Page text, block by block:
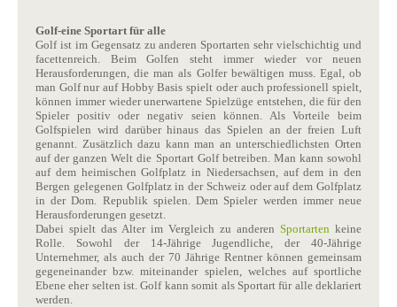
Golf-eine Sportart für alle
Golf ist im Gegensatz zu anderen Sportarten sehr vielschichtig und
facettenreich. Beim Golfen steht immer wieder vor neuen
Herausforderungen, die man als Golfer bewältigen muss. Egal, ob
man Golf nur auf Hobby Basis spielt oder auch professionell spielt,
können immer wieder unerwartene Spielzüge entstehen, die für den
Spieler positiv oder negativ seien können. Als Vorteile beim
Golfspielen wird darüber hinaus das Spielen an der freien Luft
genannt. Zusätzlich dazu kann man an unterschiedlichsten Orten
auf der ganzen Welt die Sportart Golf betreiben. Man kann sowohl
auf dem heimischen Golfplatz in Niedersachsen, auf dem in den
Bergen gelegenen Golfplatz in der Schweiz oder auf dem Golfplatz
in der Dom. Republik spielen. Dem Spieler werden immer neue
Herausforderungen gesetzt.
Dabei spielt das Alter im Vergleich zu anderen Sportarten keine
Rolle. Sowohl der 14-Jährige Jugendliche, der 40-Jährige
Unternehmer, als auch der 70 Jährige Rentner können gemeinsam
gegeneinander bzw. miteinander spielen, welches auf sportliche
Ebene eher selten ist. Golf kann somit als Sportart für alle deklariert
werden.